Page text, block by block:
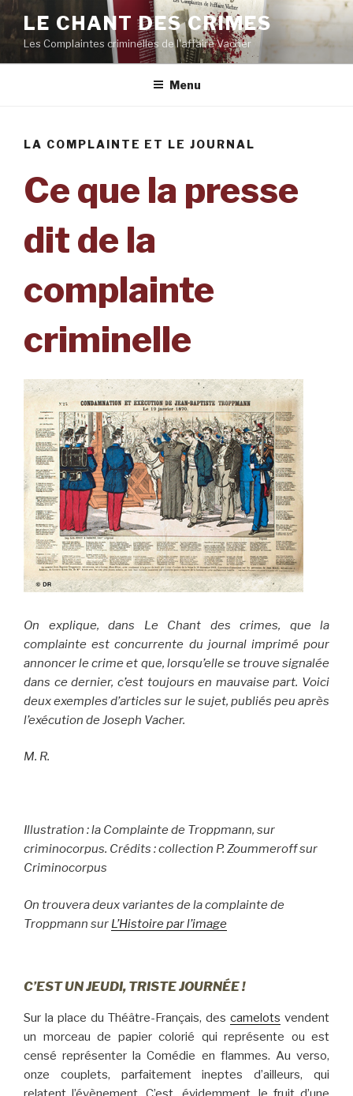
Aller
contenu
principal
LE CHANT DES CRIMES
Les Complaintes criminelles de l'affaire Vacher
Menu
LA COMPLAINTE ET LE JOURNAL
Ce que la presse
dit de la
complainte
criminelle
On explique, dans Le Chant des crimes, que la
complainte est concurrente du journal imprimé pour
annoncer le crime et que, lorsqu’elle se trouve signalée
dans ce dernier, c’est toujours en mauvaise part. Voici
deux exemples d’articles sur le sujet, publiés peu après
l’exécution de Joseph Vacher.
M. R.
Illustration : la Complainte de Troppmann, sur
criminocorpus. Crédits : collection P. Zoummeroff sur
Criminocorpus
On trouvera deux variantes de la complainte de
Troppmann sur L’Histoire par l’image
C’EST UN JEUDI, TRISTE JOURNÉE !
Sur la place du Théâtre-Français, des camelots vendent
un morceau de papier colorié qui représente ou est
censé représenter la Comédie en flammes. Au verso,
onze couplets, parfaitement ineptes d’ailleurs, qui